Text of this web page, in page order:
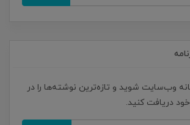
وب‌سایت شوید و تازه‌ترین نوشته‌ها را در
دریافت کنید.